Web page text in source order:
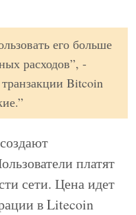
его больше
расходов”, -
Bitcoin
платят
сети. Цена идет
в Litecoin